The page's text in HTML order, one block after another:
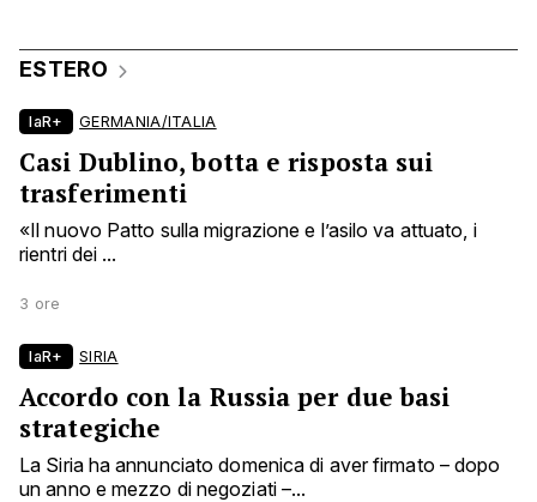
ESTERO
laR+ GERMANIA/ITALIA
Casi Dublino, botta e risposta sui
trasferimenti
«Il nuovo Patto sulla migrazione e l’asilo va attuato, i
rientri dei ...
3 ore
laR+ SIRIA
Accordo con la Russia per due basi
strategiche
La Siria ha annunciato domenica di aver firmato – dopo
un anno e mezzo di negoziati –...